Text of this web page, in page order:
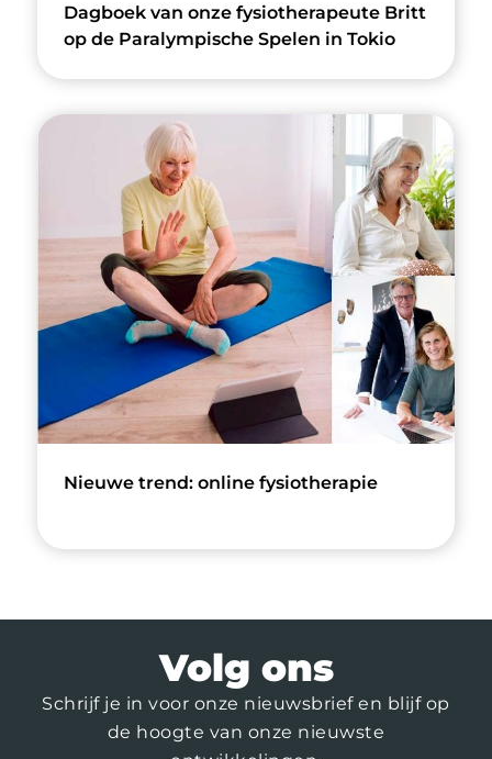
Dagboek van onze fysiotherapeute Britt
op de Paralympische Spelen in Tokio
Nieuwe trend: online fysiotherapie
Volg ons
Schrijf je in voor onze nieuwsbrief en blijf op
de hoogte van onze nieuwste